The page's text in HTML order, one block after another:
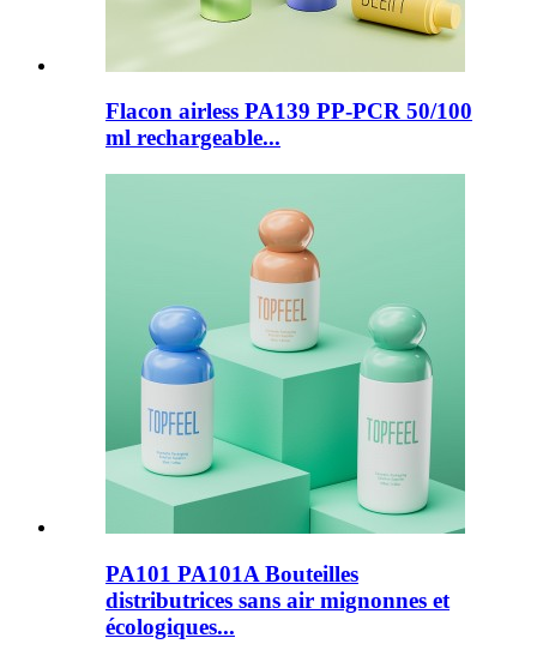
Flacon airless PA139 PP-PCR 50/100
ml rechargeable...
PA101 PA101A Bouteilles
distributrices sans air mignonnes et
écologiques...